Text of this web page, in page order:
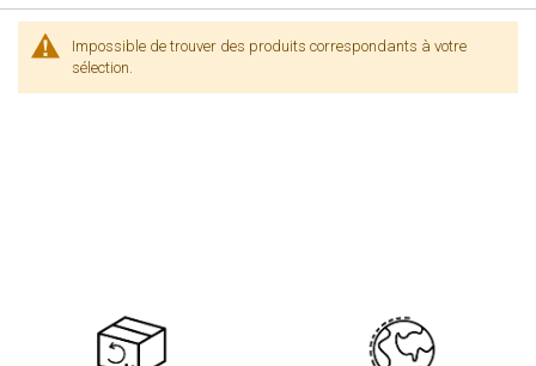
Impossible de trouver des produits correspondants à votre
sélection.